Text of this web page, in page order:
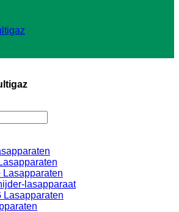
Lasapparaten
lasapparaat
Lasapparaten